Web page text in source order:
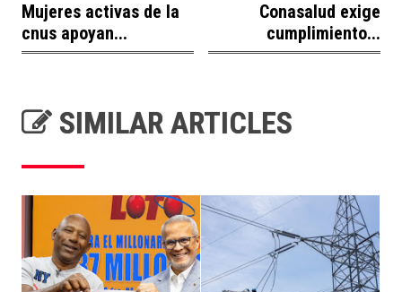
Mujeres activas de la
cnus apoyan...
Conasalud exige
cumplimiento...
SIMILAR ARTICLES